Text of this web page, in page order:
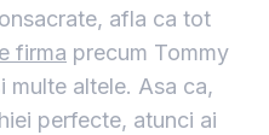
afla ca tot
firma precum Tommy
multe altele. Asa ca,
perfecte, atunci ai